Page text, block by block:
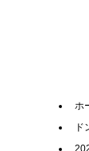
ホ
ド